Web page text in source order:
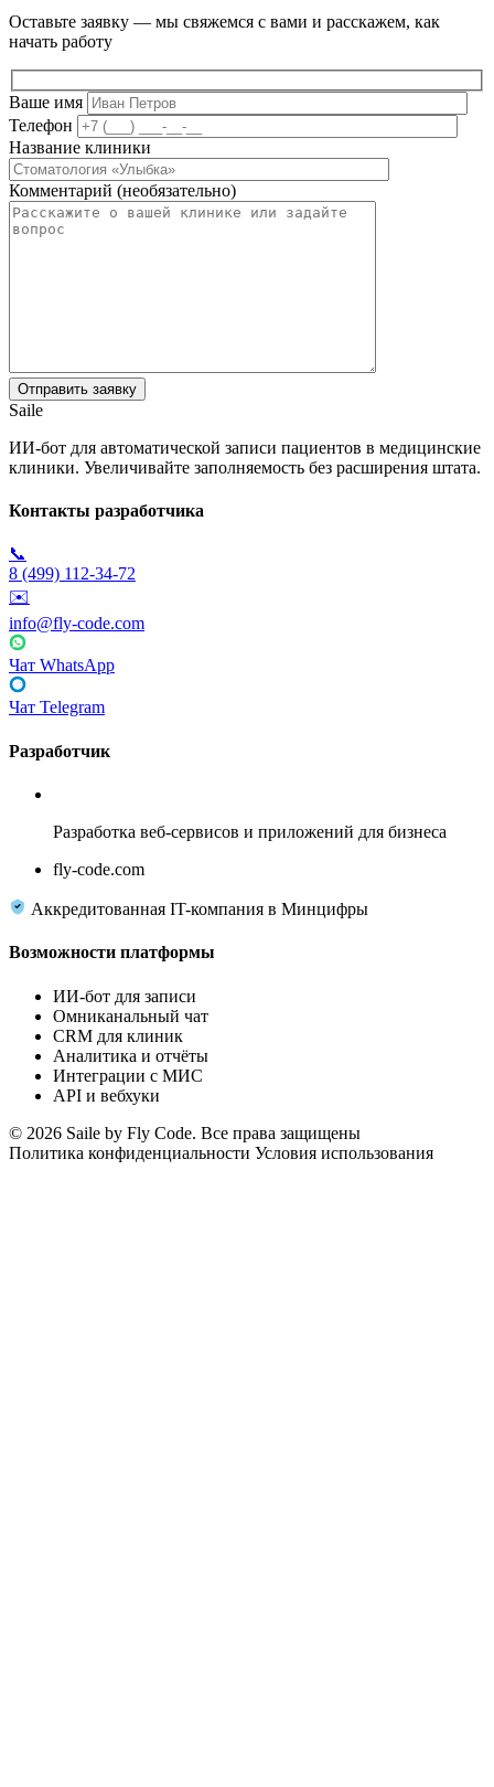
Оставьте заявку — мы свяжемся с вами и расскажем, как
начать работу
Ваше имя
Телефон
Название клиники
Комментарий (необязательно)
Saile
ИИ-бот для автоматической записи пациентов в медицинские
клиники. Увеличивайте заполняемость без расширения штата.
Контакты разработчика
📞
8 (499) 112-34-72
✉️
info@fly-code.com
Чат WhatsApp
Чат Telegram
Разработчик
Разработка веб-сервисов и приложений для бизнеса
fly-code.com
Аккредитованная IT-компания в Минцифры
Возможности платформы
ИИ-бот для записи
Омниканальный чат
CRM для клиник
Аналитика и отчёты
Интеграции с МИС
API и вебхуки
© 2026 Saile by Fly Code. Все права защищены
Политика конфиденциальности Условия использования